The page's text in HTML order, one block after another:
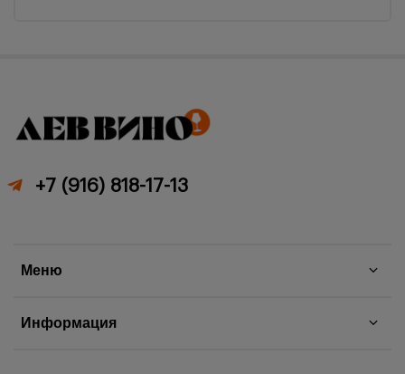
Меню
Информация
+7 (916) 818-17-13